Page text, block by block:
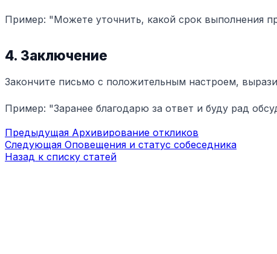
Пример: "Можете уточнить, какой срок выполнения
4. Заключение
Закончите письмо с положительным настроем,
Пример: "Заранее благодарю за ответ и буду рад
Предыдущая Архивирование откликов
Следующая Оповещения и статус собеседника
Назад к списку статей